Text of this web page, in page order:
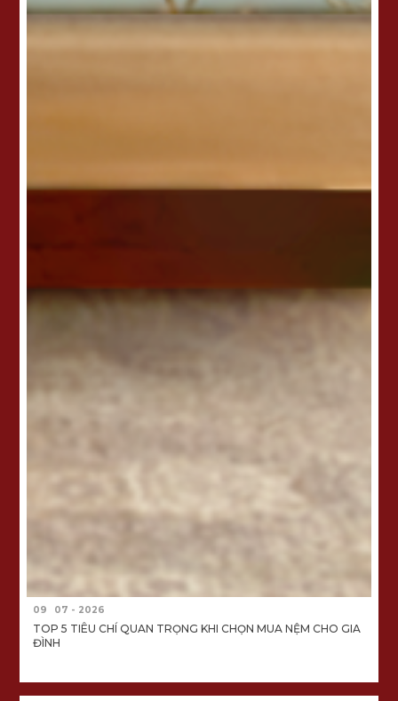
09 07 - 2026
TOP 5 TIÊU CHÍ QUAN TRỌNG KHI CHỌN MUA NỆM CHO GIA
ĐÌNH